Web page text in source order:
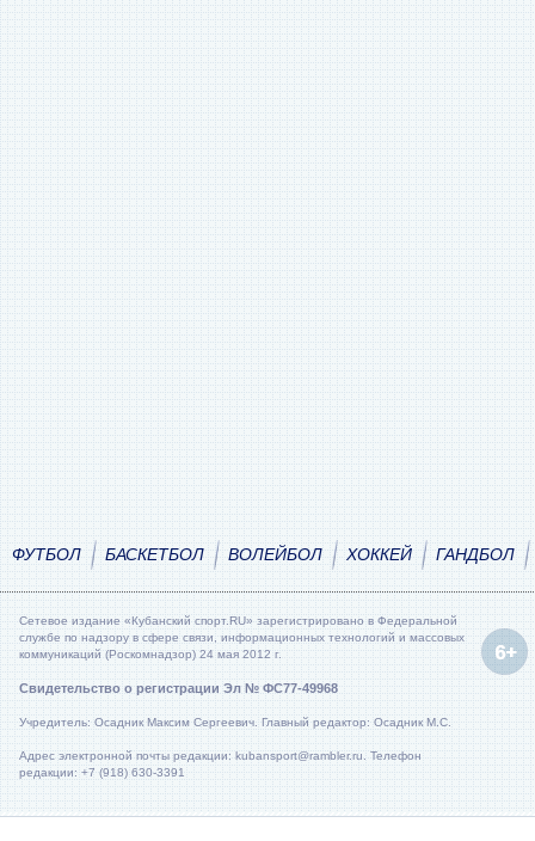
ФУТБОЛ БАСКЕТБОЛ ВОЛЕЙБОЛ ХОККЕЙ ГАНДБОЛ
Сетевое издание «Кубанский спорт.RU» зарегистрировано в Федеральной
службе по надзору в сфере связи, информационных технологий и массовых
коммуникаций (Роскомнадзор) 24 мая 2012 г.
Свидетельство о регистрации Эл № ФС77-49968
Учредитель: Осадник Максим Сергеевич. Главный редактор: Осадник М.С.
Адрес электронной почты редакции: kubansport@rambler.ru. Телефон
редакции: +7 (918) 630-3391